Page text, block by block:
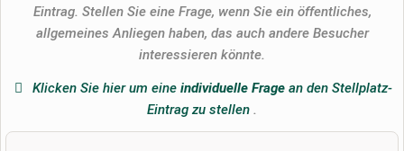
Eintrag. Stellen Sie eine Frage, wenn Sie ein öffentliches,
allgemeines Anliegen haben, das auch andere Besucher
interessieren könnte.
Klicken Sie hier um eineindividuelle Frage an den Stellplatz-
Eintrag zu stellen .